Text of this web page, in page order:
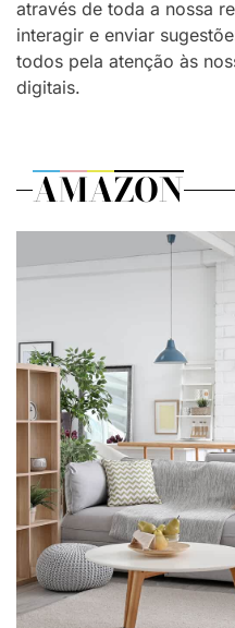
através de toda a nossa
interagir e enviar
todos pela atenção às
digitais.
AMAZON